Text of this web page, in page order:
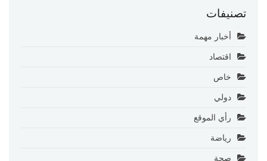
تصنيفات
أخبار مهمة
اقتصاد
خاص
دولي
رأي الموقع
رياضة
صحة